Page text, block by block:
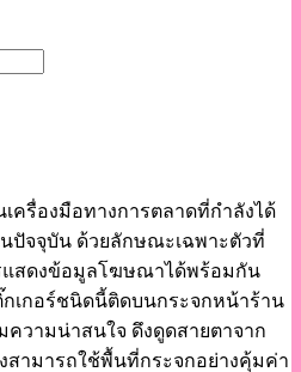
เครื่องมือทางการตลาดที่กำลังได้
ปัจจุบัน ด้วยลักษณะเฉพาะตัวที่
แสดงข้อมูลโฆษณาได้พร้อมกัน
เกอร์ชนิดนี้ติดบนกระจกหน้าร้าน
ความน่าสนใจ ดึงดูดสายตาจาก
สามารถใช้พื้นที่กระจกอย่างคุ้มค่า